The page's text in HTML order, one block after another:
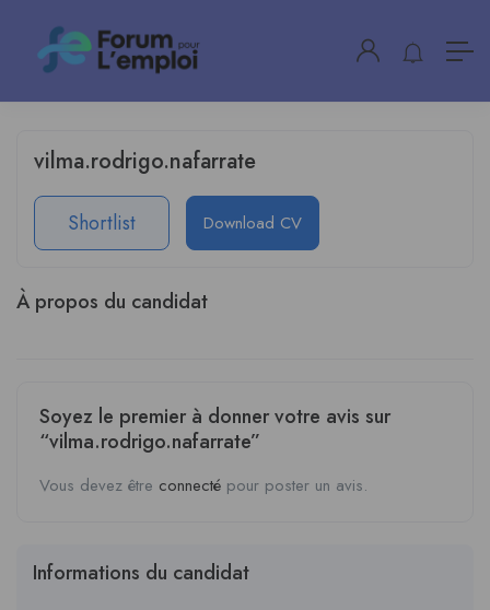
vilma.rodrigo.nafarrate
Shortlist Download CV
À propos du candidat
Soyez le premier à donner votre avis sur
“vilma.rodrigo.nafarrate”
Vous devez être connecté pour poster un avis.
Informations du candidat